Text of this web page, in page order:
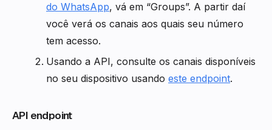
do WhatsApp, vá em “Groups”. A partir daí
você verá os canais aos quais seu número
tem acesso.
Usando a API, consulte os canais disponíveis
no seu dispositivo usando este endpoint.
API endpoint